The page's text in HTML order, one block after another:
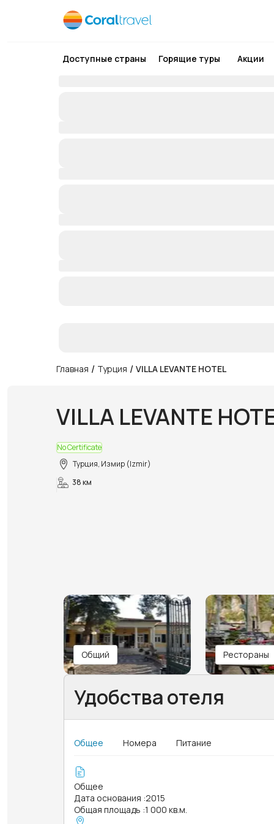
Доступные страны Горящие туры Акции
Главная / Турция / VILLA LEVANTE HOTEL
VILLA LEVANTE
No Certificate
Турция, Измир (Izmir)
38 км
Общий Рестораны
Удобства отеля
Общее Номера Питание
Общее
Дата основания :2015
Общая площадь :1 000 кв.м.